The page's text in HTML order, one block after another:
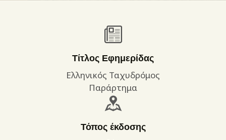
ΥΠΗΡΕΣΙΕΣ
ΕΠΙΚΟΙΝΩΝΊΑ
ΌΡΟΙ ΧΡΉΣΗΣ
Τίτλος Εφημερίδας
Ελληνικός Ταχυδρόμος
Παράρτημα
Τόπος έκδοσης